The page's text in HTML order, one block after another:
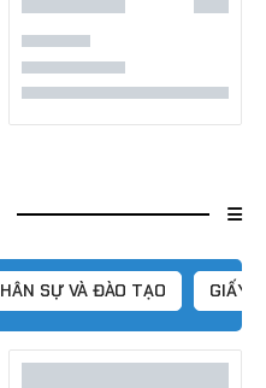
SỰ VÀ ĐÀO TẠO GIẤY